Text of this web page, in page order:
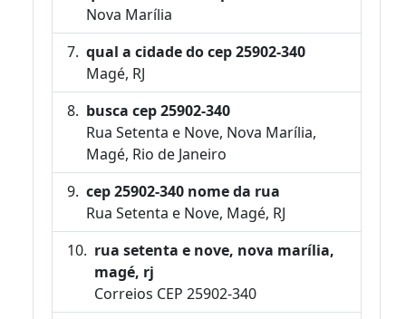
Nova Marília
qual a cidade do cep 25902-340
Magé, RJ
busca cep 25902-340
Rua Setenta e Nove, Nova Marília,
Magé, Rio de Janeiro
cep 25902-340 nome da rua
Rua Setenta e Nove, Magé, RJ
rua setenta e nove, nova marília,
magé, rj
Correios CEP 25902-340